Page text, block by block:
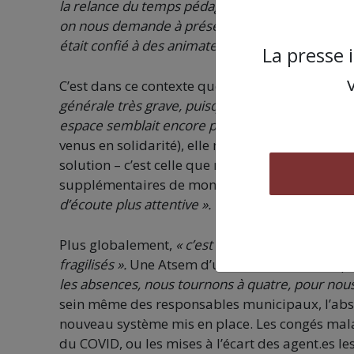
la relance du temps pédagogique, les ateliers,
on nous demande à présent de reprendre les
était confié à des animateurs vacataires jusque-là
C’est dans ce contexte que les agressions
générale très grave, puisque ça s’est produit à
espace semblait encore protégé »
venus en solidarité), elle ne croit guère que le
solution – c’est celle que nous laissait
supplémentaires de montées de tension. Elle
d’écoute plus attentive ».
Plus globalement, « c’est tout un service, des
fragilisés ». Une Atsem d’une autre école
les absences, nous tournons à quatre, pour
sein même des responsables municipaux,
nouveau système mis en place. Les congés
du COVID, ou les mises à l’écart des
La